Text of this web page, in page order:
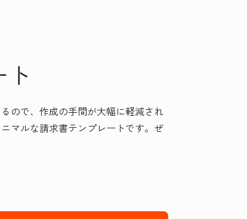
ので、作成の手間が大幅に軽減され
マルな請求書テンプレートです。ぜ